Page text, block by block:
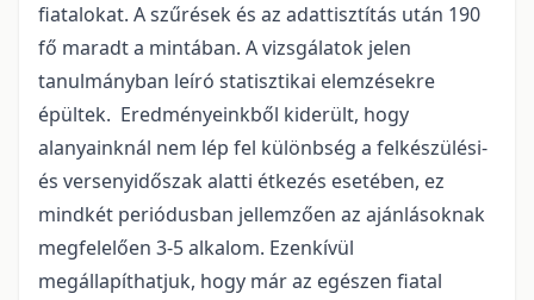
fiatalokat. A szűrések és az adattisztítás után 190
fő maradt a mintában. A vizsgálatok jelen
tanulmányban leíró statisztikai elemzésekre
épültek. Eredményeinkből kiderült, hogy
alanyainknál nem lép fel különbség a felkészülési-
és versenyidőszak alatti étkezés esetében, ez
mindkét periódusban jellemzően az ajánlásoknak
megfelelően 3-5 alkalom. Ezenkívül
megállapíthatjuk, hogy már az egészen fiatal